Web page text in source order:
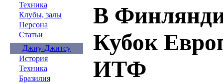
Техника
Клубы, залы
Персона
Статьи
Джиу-Джитсу
История
Техника
Бразилия
В
Кубок
ИТФ